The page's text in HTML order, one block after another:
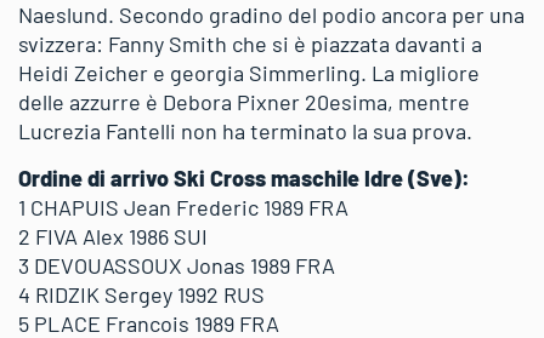
Naeslund. Secondo gradino del podio ancora per una
svizzera: Fanny Smith che si è piazzata davanti a
Heidi Zeicher e georgia Simmerling. La migliore
delle azzurre è Debora Pixner 20esima, mentre
Lucrezia Fantelli non ha terminato la sua prova.
Ordine di arrivo Ski Cross maschile Idre (Sve):
1 CHAPUIS Jean Frederic 1989 FRA
2 FIVA Alex 1986 SUI
3 DEVOUASSOUX Jonas 1989 FRA
4 RIDZIK Sergey 1992 RUS
5 PLACE Francois 1989 FRA